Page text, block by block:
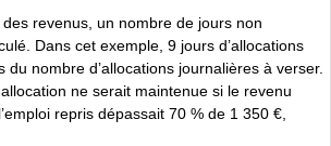
revenus, un nombre de jours non
Dans cet exemple, 9 jours d’allocations
nombre d’allocations journalières à verser.
ne serait maintenue si le revenu
repris dépassait 70 % de 1 350 €,